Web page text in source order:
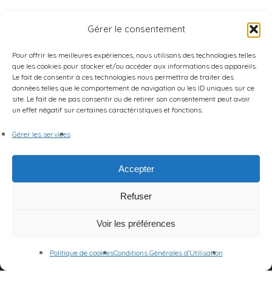
Gérer le consentement
Pour offrir les meilleures expériences, nous utilisons des technologies telles
que les cookies pour stocker et/ou accéder aux informations des appareils.
Le fait de consentir à ces technologies nous permettra de traiter des
données telles que le comportement de navigation ou les ID uniques sur ce
site. Le fait de ne pas consentir ou de retirer son consentement peut avoir
un effet négatif sur certaines caractéristiques et fonctions.
Gérer les services
Accepter
Refuser
Voir les préférences
Politique de cookiesConditions Générales d’Utilisation